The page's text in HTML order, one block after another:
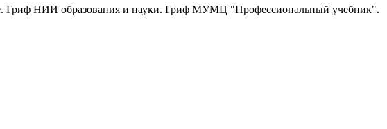
Гриф НИИ образования и науки. Гриф МУМЦ "Профессиональный учебник".